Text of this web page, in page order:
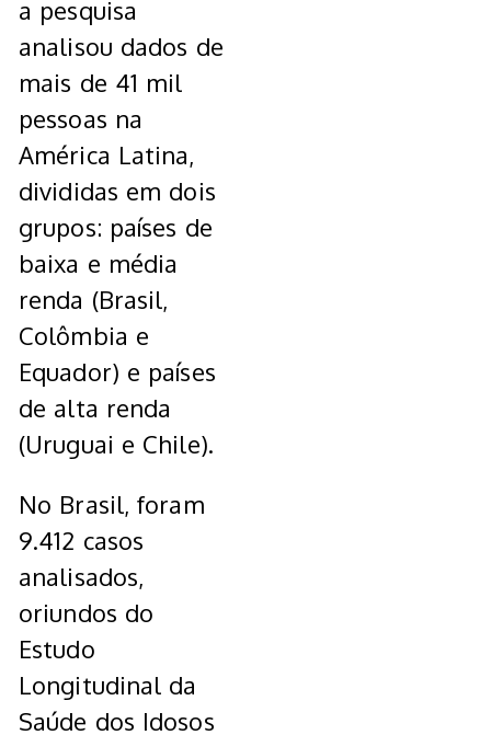
a pesquisa
analisou dados de
mais de 41 mil
pessoas na
América Latina,
divididas em dois
grupos: países de
baixa e média
renda (Brasil,
Colômbia e
Equador) e países
de alta renda
(Uruguai e Chile).
No Brasil, foram
9.412 casos
analisados,
oriundos do
Estudo
Longitudinal da
Saúde dos Idosos